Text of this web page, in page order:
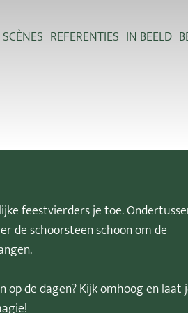
SCÈNES REFERENTIES IN BEELD
feestvierders je toe.
de schoorsteen schoon om de
op de dagen? Kijk omhoog en laat